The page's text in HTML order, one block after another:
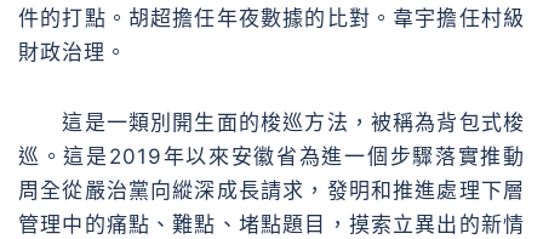
件的打點。胡超擔任年夜數據的比對。韋宇擔任村級
財政治理。
這是一類別開生面的梭巡方法，被稱為背包式梭
巡。這是2019年以來安徽省為進一個步驟落實推動
周全從嚴治黨向縱深成長請求，發明和推進處理下層
管理中的痛點、難點、堵點題目，摸索立異出的新情